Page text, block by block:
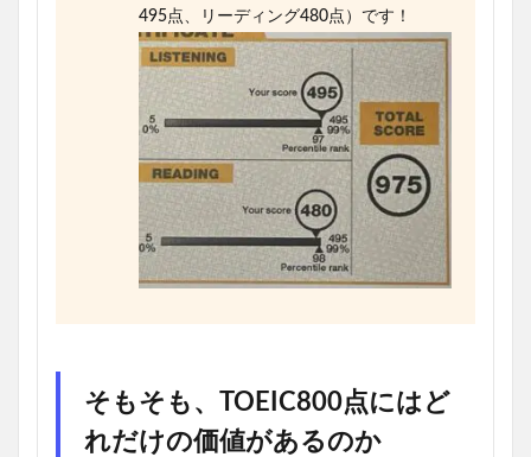
495点、リーディング480点）です！
そもそも、TOEIC800点にはど
れだけの価値があるのか